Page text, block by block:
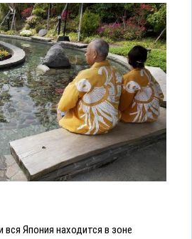
вся Япония находится в зоне